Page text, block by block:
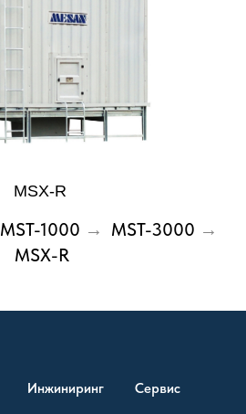
MSX-R
MST-1000 → MST-3000 →
MSX-R
Инжиниринг Сервис